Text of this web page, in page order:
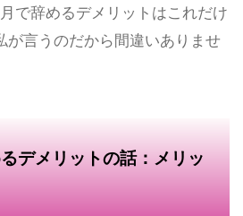
で辞めるデメリットはこれだけ
が言うのだから間違いありませ
デメリットの話：メリッ